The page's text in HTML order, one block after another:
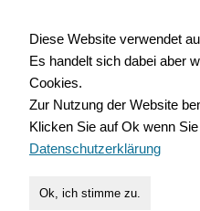
für
Diese Website verwendet
Es handelt sich dabei aber
Cookies.
Zur Nutzung der Website
Klicken Sie auf Ok wenn
Datenschutzerklärung
Ok, ich stimme zu.